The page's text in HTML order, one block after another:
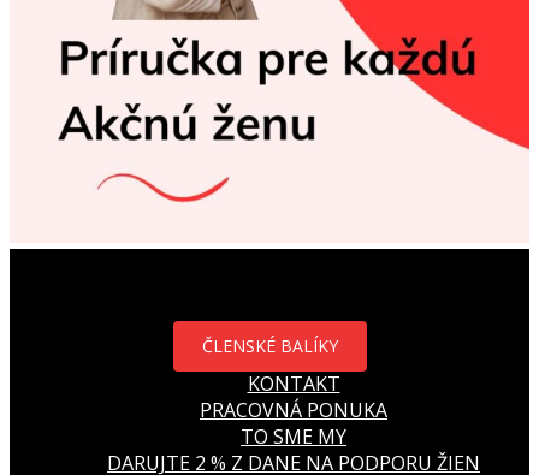
ČLENSKÉ BALÍKY
KONTAKT
PRACOVNÁ PONUKA
TO SME MY
DARUJTE 2 % Z DANE NA PODPORU ŽIEN